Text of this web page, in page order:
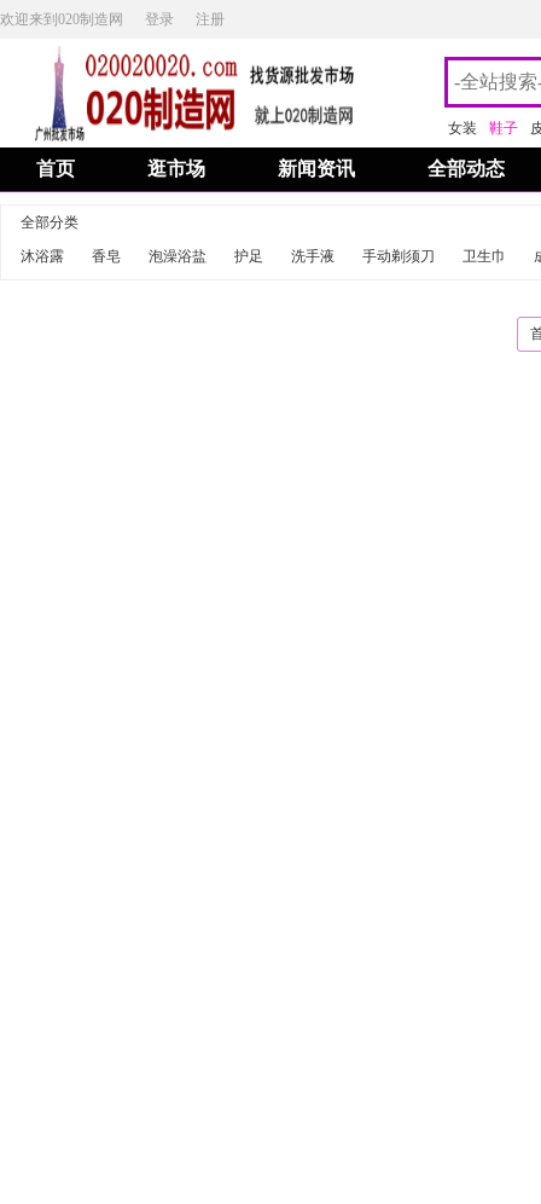
欢迎来到020制造网 登录 注册
女装 鞋子
首页 逛市场 新闻资讯 全部动态
全部分类
沐浴露
香皂 泡澡浴盐 护足 洗手液 手动剃须刀 卫生巾